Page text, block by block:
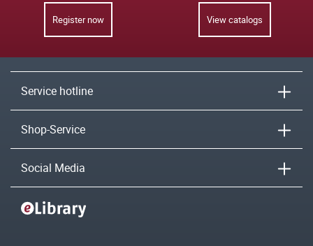
Register now View catalogs
Service hotline
Shop-Service
Social Media